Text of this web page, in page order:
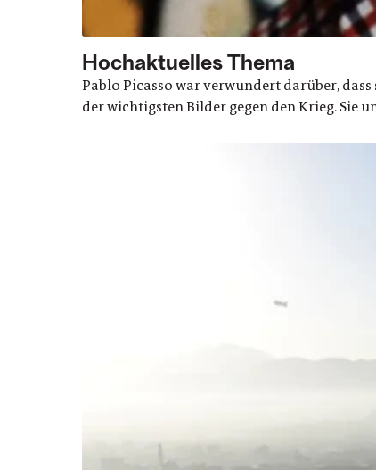
Hochaktuelles Thema
Pablo Picasso war verwundert darüber,
der wichtigsten Bilder gegen den Krieg. Sie